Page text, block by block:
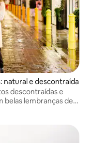
natural e descontraída
descontraídas e
belas lembranças de